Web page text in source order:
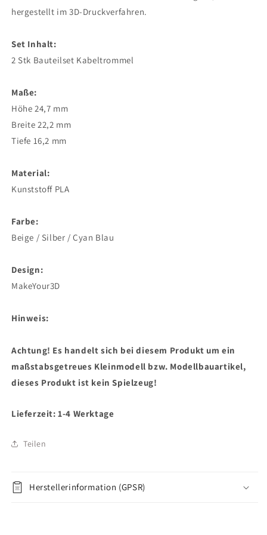
hergestellt im 3D-Druckverfahren.
Set Inhalt:
2 Stk Bauteilset Kabeltrommel
Maße:
Höhe 24,7 mm
Breite 22,2 mm
Tiefe 16,2 mm
Material:
Kunststoff PLA
Farbe:
Beige / Silber / Cyan Blau
Design:
MakeYour3D
Hinweis:
Achtung! Es handelt sich bei diesem Produkt um ein
maßstabsgetreues Kleinmodell bzw. Modellbauartikel,
dieses Produkt ist kein Spielzeug!
Lieferzeit: 1-4 Werktage
Teilen
Herstellerinformation (GPSR)